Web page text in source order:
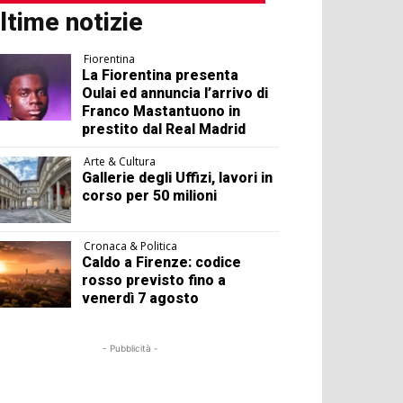
notizie
Fiorentina
La Fiorentina presenta
Oulai ed annuncia l’arrivo di
Franco Mastantuono in
prestito dal Real Madrid
Arte & Cultura
Gallerie degli Uffizi, lavori in
corso per 50 milioni
Cronaca & Politica
Caldo a Firenze: codice
rosso previsto fino a
venerdì 7 agosto
- Pubblicità -